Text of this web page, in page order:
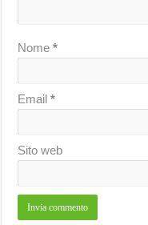
Nome*
Email*
Sito web